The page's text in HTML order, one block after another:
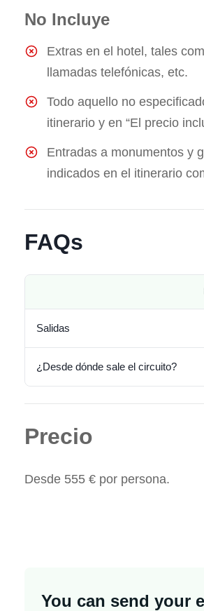
No Incluye
Extras en el hotel, tales
llamadas telefónicas, etc.
Todo aquello no
itinerario y en “El precio
Entradas a monumentos y
indicados en el itinerario
FAQs
Salidas
¿Desde dónde sale el circuito?
Precio
Desde 555 € por persona.
You can send your